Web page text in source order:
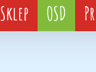
Sklep OSD